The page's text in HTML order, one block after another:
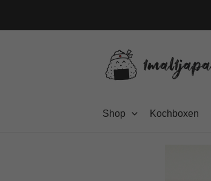
Inhalt
Shop Kochboxen